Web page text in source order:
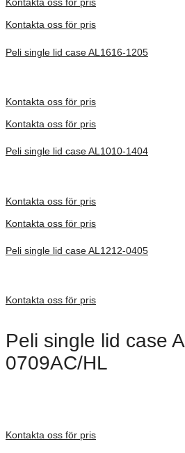
Kontakta oss för pris
Kontakta oss för pris
Peli single lid case AL1616-1205
Kontakta oss för pris
Kontakta oss för pris
Peli single lid case AL1010-1404
Kontakta oss för pris
Kontakta oss för pris
Peli single lid case AL1212-0405
Kontakta oss för pris
Peli single lid case
0709AC/HL
Kontakta oss för pris